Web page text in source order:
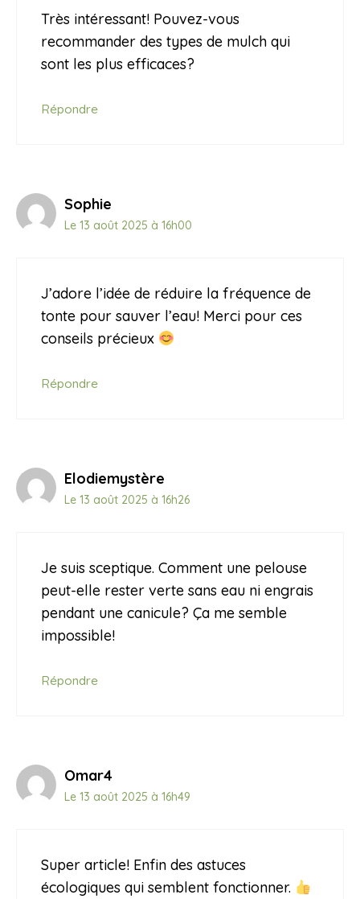
Très intéressant! Pouvez-vous
recommander des types de mulch qui
sont les plus efficaces?
Répondre
Sophie
Le 13 août 2025 à 16h00
J’adore l’idée de réduire la fréquence de
tonte pour sauver l’eau! Merci pour ces
conseils précieux
Répondre
Elodiemystère
Le 13 août 2025 à 16h26
Je suis sceptique. Comment une pelouse
peut-elle rester verte sans eau ni engrais
pendant une canicule? Ça me semble
impossible!
Répondre
Omar4
Le 13 août 2025 à 16h49
Super article! Enfin des astuces
écologiques qui semblent fonctionner.